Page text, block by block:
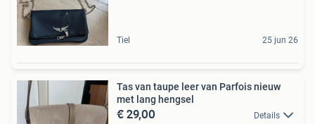
Tiel 25 jun 26
Tas van taupe leer van Parfois nieuw
met lang hengsel
€ 29,00 Details